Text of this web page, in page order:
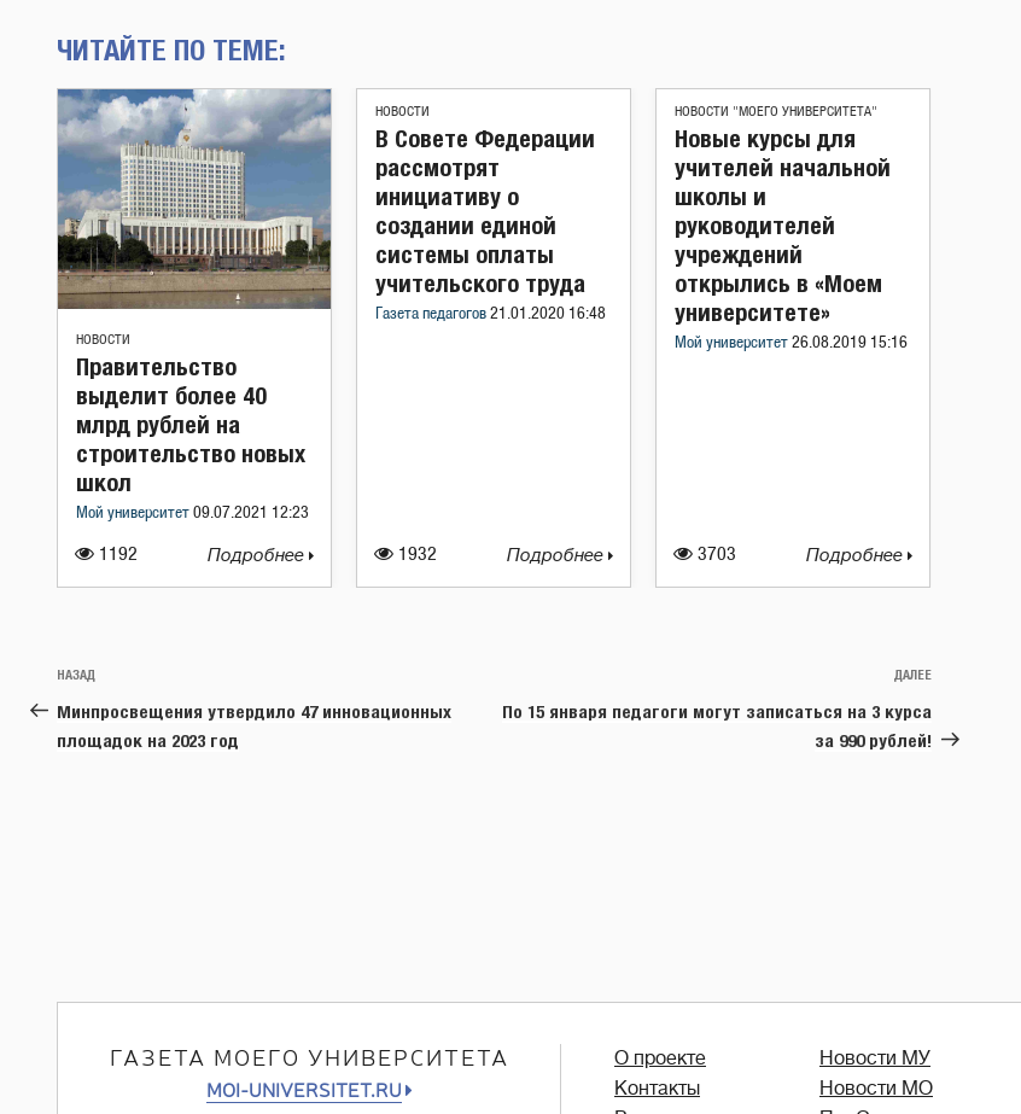
ЧИТАЙТЕ ПО ТЕМЕ:
НОВОСТИ
1192
Правительство
выделит более 40
млрд рублей на
строительство новых
школ
Мой университет 09.07.2021 12:23
Подробнее
НОВОСТИ
1932
В Совете Федерации
рассмотрят
инициативу о
создании единой
системы оплаты
учительского труда
Газета педагогов 21.01.2020 16:48
Подробнее
НОВОСТИ "МОЕГО УНИВЕРСИТЕТА"
3703
Новые курсы для
учителей начальной
школы и
руководителей
учреждений
открылись в «Моем
университете»
Мой университет 26.08.2019 15:16
Подробнее
Навигация
по
записям
Предыдущая
запись:
НАЗАД
Минпросвещения утвердило 47 инновационных
площадок на 2023 год
Следующая
ДАЛЕЕ
По 15 января педагоги могут записаться на 3 курса
за 990 рублей!
ГАЗЕТА МОЕГО УНИВЕРСИТЕТА
MOI-UNIVERSITET.RU
О проекте
Контакты
Новости МУ
Новости МО